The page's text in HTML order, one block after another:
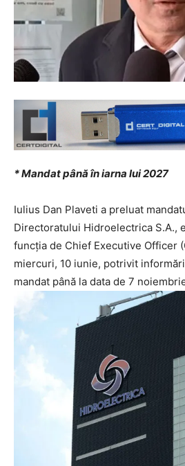
* Mandat până în iarna lui 2027
Iulius Dan Plaveti a preluat
Directoratului Hidroelectrica S.A.,
funcția de Chief Executive Officer
miercuri, 10 iunie, potrivit
mandat până la data de 7